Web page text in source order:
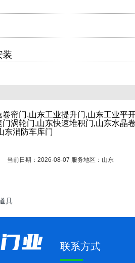
装
帘门,山东工业提升门,山东工业平
涡轮门,山东快速堆积门,山东水晶
东消防车库门
当前日期：2026-08-07 服务地区：山东
具
联系方式